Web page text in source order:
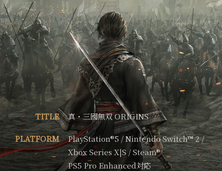
TITLE 真・三國無双 ORIGINS
PLATFORM
PlayStation®5 / Nintendo Switch™ 2 /
Xbox Series X|S / Steam®
PS5 Pro Enhanced対応